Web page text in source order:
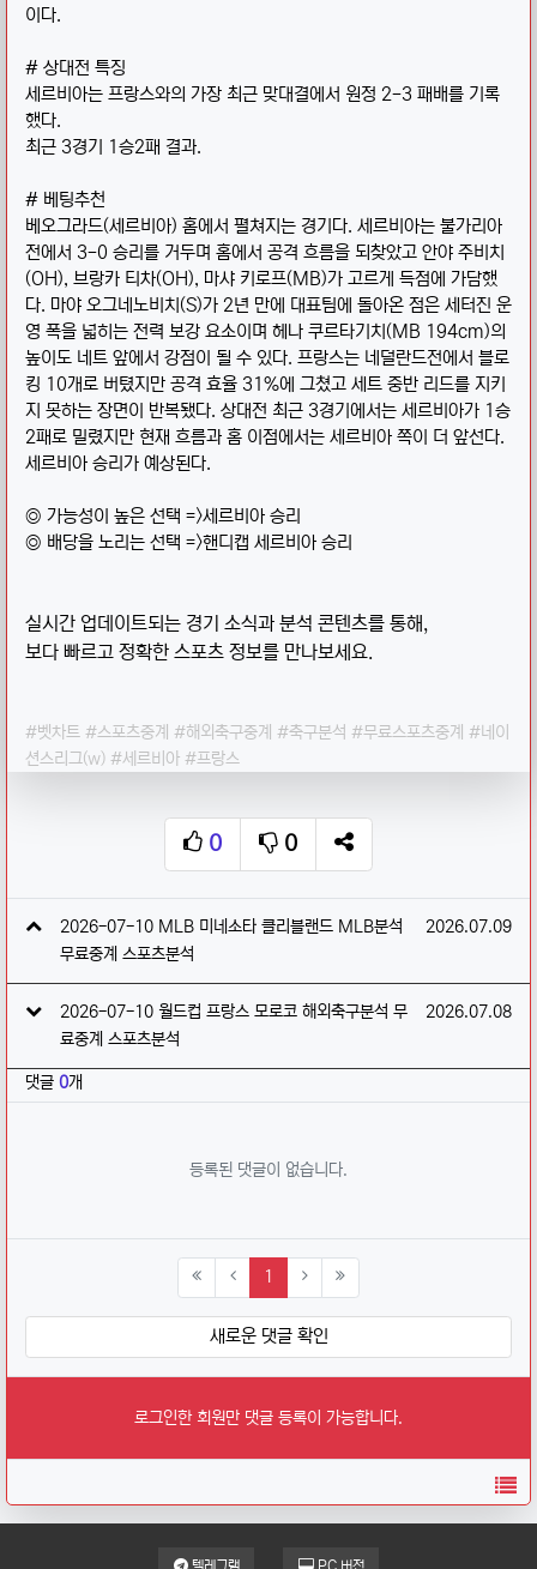
이다.
# 상대전 특징
세르비아는 프랑스와의 가장 최근 맞대결에서 원정 2-3 패배를 기록
했다.
최근 3경기 1승2패 결과.
# 베팅추천
베오그라드(세르비아) 홈에서 펼쳐지는 경기다. 세르비아는 불가리아
전에서 3-0 승리를 거두며 홈에서 공격 흐름을 되찾았고 안야 주비치
(OH), 브랑카 티차(OH), 마샤 키로프(MB)가 고르게 득점에 가담했
다. 마야 오그네노비치(S)가 2년 만에 대표팀에 돌아온 점은 세터진 운
영 폭을 넓히는 전력 보강 요소이며 헤나 쿠르타기치(MB 194cm)의
높이도 네트 앞에서 강점이 될 수 있다. 프랑스는 네덜란드전에서 블로
킹 10개로 버텼지만 공격 효율 31%에 그쳤고 세트 중반 리드를 지키
지 못하는 장면이 반복됐다. 상대전 최근 3경기에서는 세르비아가 1승
2패로 밀렸지만 현재 흐름과 홈 이점에서는 세르비아 쪽이 더 앞선다.
세르비아 승리가 예상된다.
◎ 가능성이 높은 선택 =>세르비아 승리
◎ 배당을 노리는 선택 =>핸디캡 세르비아 승리
실시간 업데이트되는 경기 소식과 분석 콘텐츠를 통해,
보다 빠르고 정확한 스포츠 정보를 만나보세요.
#벳차트 #스포츠중계 #해외축구중계 #축구분석 #무료스포츠중계 #네이
션스리그(w) #세르비아 #프랑스
0
추천
0
비추천SNS 공유
2026-07-10 MLB 미네소타 클리블랜드 MLB분석
무료중계 스포츠분석
작성일
2026.07.09
2026-07-10 월드컵 프랑스 모로코 해외축구분석 무
료중계 스포츠분석
작성일
2026.07.08
댓글 0개
등록된 댓글이 없습니다.
1 (current)
새로운 댓글 확인
로그인한 회원만 댓글 등록이 가능합니다.
목